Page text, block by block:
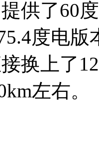
了60度
75.4度
换上了
左